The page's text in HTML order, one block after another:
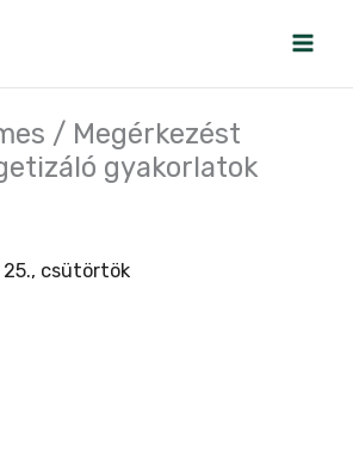
/ Megérkezést
gyakorlatok
csütörtök